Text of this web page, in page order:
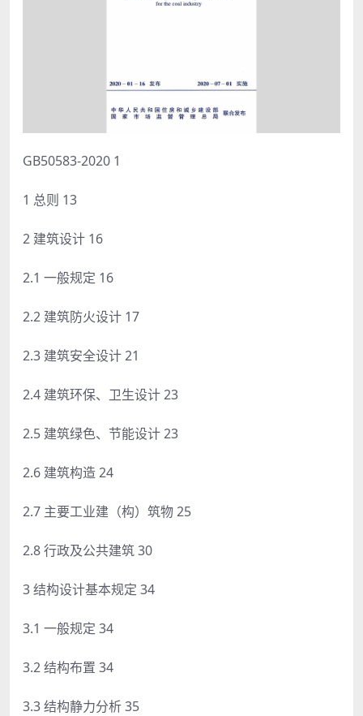
GB50583-2020 1
1 总则 13
2 建筑设计 16
2.1 一般规定 16
2.2 建筑防火设计 17
2.3 建筑安全设计 21
2.4 建筑环保、卫生设计 23
2.5 建筑绿色、节能设计 23
2.6 建筑构造 24
2.7 主要工业建（构）筑物 25
2.8 行政及公共建筑 30
3 结构设计基本规定 34
3.1 一般规定 34
3.2 结构布置 34
3.3 结构静力分析 35